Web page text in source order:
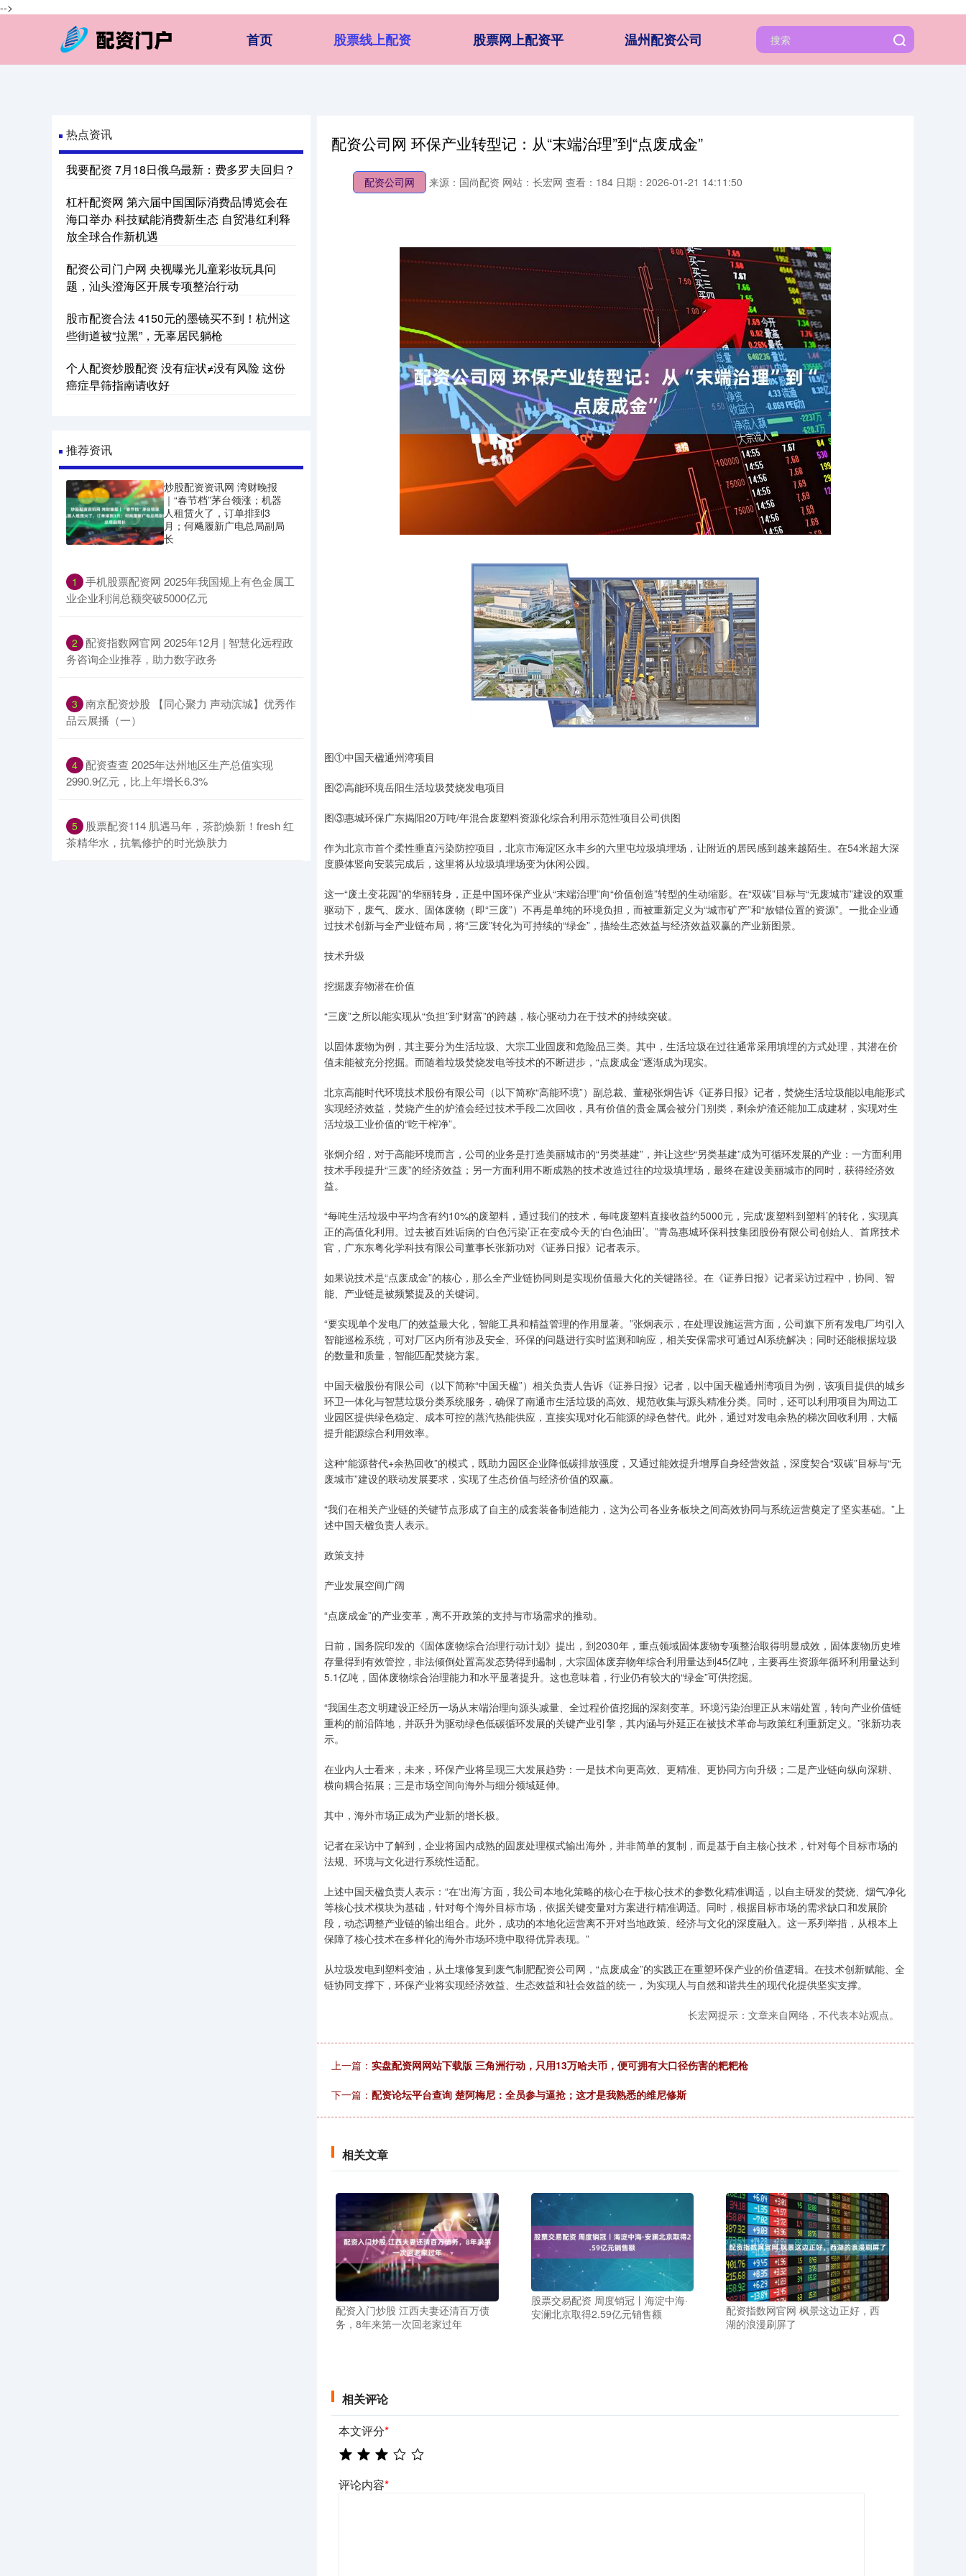
-->
首页 股票线上配资 股票网上配资平 温州配资公司
配资公司网 环保产业转型记：从“末端治理”到“点废成金”
配资公司网 来源：国尚配资 网站：长宏网 查看：184 日期：2026-01-21 14:11:50
图①中国天楹通州湾项目
图②高能环境岳阳生活垃圾焚烧发电项目
图③惠城环保广东揭阳20万吨/年混合废塑料资源化综合利用示范性项目公司供图
作为北京市首个柔性垂直污染防控项目，北京市海淀区永丰乡的六里屯垃圾填埋场，让附近的居民感到越来越陌生。在54米超大深
度膜体竖向安装完成后，这里将从垃圾填埋场变为休闲公园。
这一“废土变花园”的华丽转身，正是中国环保产业从“末端治理”向“价值创造”转型的生动缩影。在“双碳”目标与“无废城市”建设的双重
驱动下，废气、废水、固体废物（即“三废”）不再是单纯的环境负担，而被重新定义为“城市矿产”和“放错位置的资源”。一批企业通
过技术创新与全产业链布局，将“三废”转化为可持续的“绿金”，描绘生态效益与经济效益双赢的产业新图景。
技术升级
挖掘废弃物潜在价值
“三废”之所以能实现从“负担”到“财富”的跨越，核心驱动力在于技术的持续突破。
以固体废物为例，其主要分为生活垃圾、大宗工业固废和危险品三类。其中，生活垃圾在过往通常采用填埋的方式处理，其潜在价
值未能被充分挖掘。而随着垃圾焚烧发电等技术的不断进步，“点废成金”逐渐成为现实。
北京高能时代环境技术股份有限公司（以下简称“高能环境”）副总裁、董秘张炯告诉《证券日报》记者，焚烧生活垃圾能以电能形式
实现经济效益，焚烧产生的炉渣会经过技术手段二次回收，具有价值的贵金属会被分门别类，剩余炉渣还能加工成建材，实现对生
活垃圾工业价值的“吃干榨净”。
张炯介绍，对于高能环境而言，公司的业务是打造美丽城市的“另类基建”，并让这些“另类基建”成为可循环发展的产业：一方面利用
技术手段提升“三废”的经济效益；另一方面利用不断成熟的技术改造过往的垃圾填埋场，最终在建设美丽城市的同时，获得经济效
益。
“每吨生活垃圾中平均含有约10%的废塑料，通过我们的技术，每吨废塑料直接收益约5000元，完成‘废塑料到塑料’的转化，实现真
正的高值化利用。过去被百姓诟病的‘白色污染’正在变成今天的‘白色油田’。”青岛惠城环保科技集团股份有限公司创始人、首席技术
官，广东东粤化学科技有限公司董事长张新功对《证券日报》记者表示。
如果说技术是“点废成金”的核心，那么全产业链协同则是实现价值最大化的关键路径。在《证券日报》记者采访过程中，协同、智
能、产业链是被频繁提及的关键词。
“要实现单个发电厂的效益最大化，智能工具和精益管理的作用显著。”张炯表示，在处理设施运营方面，公司旗下所有发电厂均引入
智能巡检系统，可对厂区内所有涉及安全、环保的问题进行实时监测和响应，相关安保需求可通过AI系统解决；同时还能根据垃圾
的数量和质量，智能匹配焚烧方案。
中国天楹股份有限公司（以下简称“中国天楹”）相关负责人告诉《证券日报》记者，以中国天楹通州湾项目为例，该项目提供的城乡
环卫一体化与智慧垃圾分类系统服务，确保了南通市生活垃圾的高效、规范收集与源头精准分类。同时，还可以利用项目为周边工
业园区提供绿色稳定、成本可控的蒸汽热能供应，直接实现对化石能源的绿色替代。此外，通过对发电余热的梯次回收利用，大幅
提升能源综合利用效率。
这种“能源替代+余热回收”的模式，既助力园区企业降低碳排放强度，又通过能效提升增厚自身经营效益，深度契合“双碳”目标与“无
废城市”建设的联动发展要求，实现了生态价值与经济价值的双赢。
“我们在相关产业链的关键节点形成了自主的成套装备制造能力，这为公司各业务板块之间高效协同与系统运营奠定了坚实基础。”上
述中国天楹负责人表示。
政策支持
产业发展空间广阔
“点废成金”的产业变革，离不开政策的支持与市场需求的推动。
日前，国务院印发的《固体废物综合治理行动计划》提出，到2030年，重点领域固体废物专项整治取得明显成效，固体废物历史堆
存量得到有效管控，非法倾倒处置高发态势得到遏制，大宗固体废弃物年综合利用量达到45亿吨，主要再生资源年循环利用量达到
5.1亿吨，固体废物综合治理能力和水平显著提升。这也意味着，行业仍有较大的“绿金”可供挖掘。
“我国生态文明建设正经历一场从末端治理向源头减量、全过程价值挖掘的深刻变革。环境污染治理正从末端处置，转向产业价值链
重构的前沿阵地，并跃升为驱动绿色低碳循环发展的关键产业引擎，其内涵与外延正在被技术革命与政策红利重新定义。”张新功表
示。
在业内人士看来，未来，环保产业将呈现三大发展趋势：一是技术向更高效、更精准、更协同方向升级；二是产业链向纵向深耕、
横向耦合拓展；三是市场空间向海外与细分领域延伸。
其中，海外市场正成为产业新的增长极。
记者在采访中了解到，企业将国内成熟的固废处理模式输出海外，并非简单的复制，而是基于自主核心技术，针对每个目标市场的
法规、环境与文化进行系统性适配。
上述中国天楹负责人表示：“在‘出海’方面，我公司本地化策略的核心在于核心技术的参数化精准调适，以自主研发的焚烧、烟气净化
等核心技术模块为基础，针对每个海外目标市场，依据关键变量对方案进行精准调适。同时，根据目标市场的需求缺口和发展阶
段，动态调整产业链的输出组合。此外，成功的本地化运营离不开对当地政策、经济与文化的深度融入。这一系列举措，从根本上
保障了核心技术在多样化的海外市场环境中取得优异表现。”
从垃圾发电到塑料变油，从土壤修复到废气制肥配资公司网，“点废成金”的实践正在重塑环保产业的价值逻辑。在技术创新赋能、全
链协同支撑下，环保产业将实现经济效益、生态效益和社会效益的统一，为实现人与自然和谐共生的现代化提供坚实支撑。
长宏网提示：文章来自网络，不代表本站观点。
上一篇： 实盘配资网网站下载版 三角洲行动，只用13万哈夫币，便可拥有大口径伤害的粑粑枪
下一篇： 配资论坛平台查询 楚阿梅尼：全员参与逼抢；这才是我熟悉的维尼修斯
相关文章
配资入门炒股 江西夫妻还清百万债
务，8年来第一次回老家过年
股票交易配资 周度销冠丨海淀中海·
安澜北京取得2.59亿元销售额
配资指数网官网 枫景这边正好，西
湖的浪漫刷屏了
相关评论
本文评分*
评论内容*
热点资讯
我要配资 7月18日俄乌最新：费多罗夫回归？
杠杆配资网 第六届中国国际消费品博览会在
海口举办 科技赋能消费新生态 自贸港红利释
放全球合作新机遇
配资公司门户网 央视曝光儿童彩妆玩具问
题，汕头澄海区开展专项整治行动
股市配资合法 4150元的墨镜买不到！杭州这
些街道被“拉黑”，无辜居民躺枪
个人配资炒股配资 没有症状≠没有风险 这份
癌症早筛指南请收好
推荐资讯
炒股配资资讯网 湾财晚报
｜“春节档”茅台领涨；机器
人租赁火了，订单排到3
月；何飚履新广电总局副局
长
1
​手机股票配资网 2025年我国规上有色金属工
业企业利润总额突破5000亿元
2 ​配资指数网官网 2025年12月 | 智慧化远程政
务咨询企业推荐，助力数字政务
3 ​南京配资炒股 【同心聚力 声动滨城】优秀作
品云展播（一）
4 ​配资查查 2025年达州地区生产总值实现
2990.9亿元，比上年增长6.3%
5
​股票配资114 肌遇马年，茶韵焕新！fresh 红
茶精华水，抗氧修护的时光焕肤力